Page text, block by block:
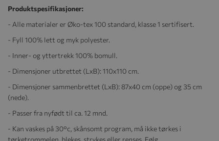
Produktspesifikasjoner:
- Alle materialer er Øko-tex 100 standard, klasse 1 sertifisert.
- Fyll 100% lett og myk polyester.
- Inner- og yttertrekk 100% bomull.
- Dimensjoner utbrettet (LxB): 110x110 cm.
- Dimensjoner sammenbrettet (LxB): 87x40 cm (oppe) og 35 cm
(nede).
- Passer fra nyfødt til ca. 12 mnd.
- Kan vaskes på 30°c, skånsomt program, må ikke tørkes i
tørketrommelen, blekes, strykes eller renses. Følg